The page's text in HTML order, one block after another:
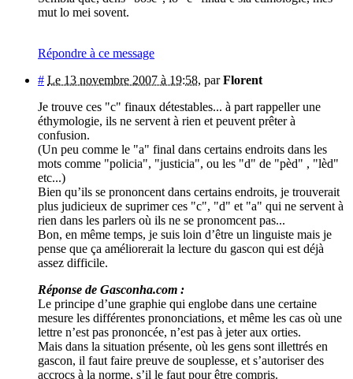
mut lo mei sovent.
Répondre à ce message
# Le 13 novembre 2007 à 19:58, parFlorent
Je trouve ces "c" finaux détestables... à part rappeller une
éthymologie, ils ne servent à rien et peuvent prêter à
confusion.
(Un peu comme le "a" final dans certains endroits dans les
mots comme "policia", "justicia", ou les "d" de "pèd" , "lèd"
etc...)
Bien qu’ils se prononcent dans certains endroits, je trouverait
plus judicieux de suprimer ces "c", "d" et "a" qui ne servent à
rien dans les parlers où ils ne se pronomcent pas...
Bon, en même temps, je suis loin d’être un linguiste mais je
pense que ça améliorerait la lecture du gascon qui est déjà
assez difficile.
Réponse de Gasconha.com :
Le principe d’une graphie qui englobe dans une certaine
mesure les différentes prononciations, et même les cas où une
lettre n’est pas prononcée, n’est pas à jeter aux orties.
Mais dans la situation présente, où les gens sont illettrés en
gascon, il faut faire preuve de souplesse, et s’autoriser des
accrocs à la norme, s’il le faut pour être compris.